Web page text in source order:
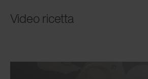
Video ricetta